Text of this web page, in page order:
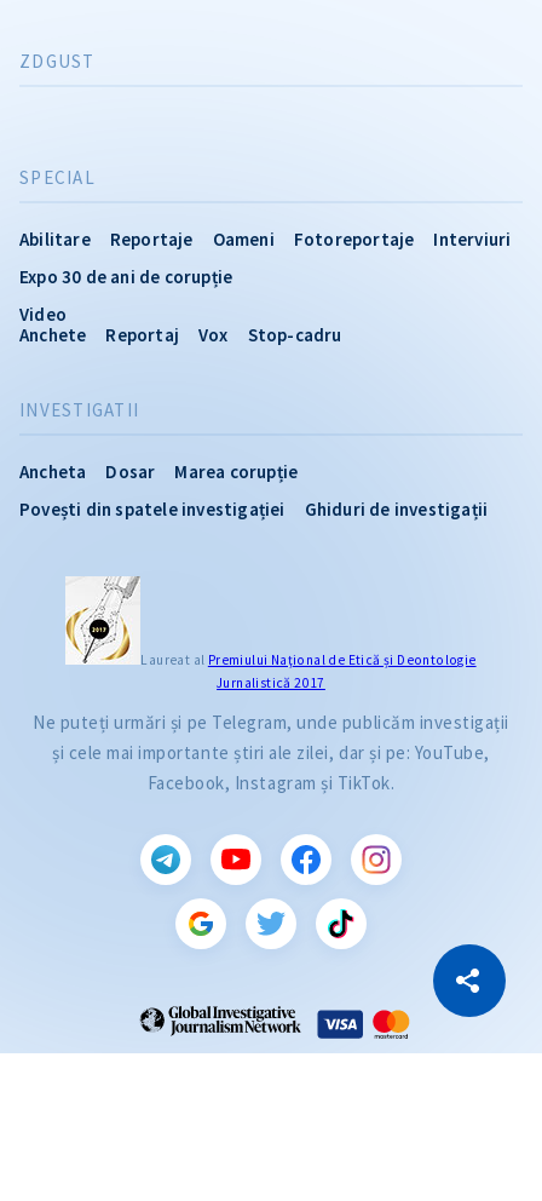
Copiază Link
INVESTIGATII
Ancheta Dosar
Marea corupție
Povești din spatele investigației
Ghiduri de investigații
SPECIAL
Abilitare Reportaje Oameni Fotoreportaje
Interviuri
Expo 30 de ani de corupție
Video
Anchete
Reportaj Vox Stop-cadru
ZDGUST
Laureat al Premiului Naţional de Etică și Deontologie
Jurnalistică 2017
Ne puteți urmări și pe Telegram, unde publicăm investigații
și cele mai importante știri ale zilei, dar și pe: YouTube,
Facebook, Instagram și TikTok.